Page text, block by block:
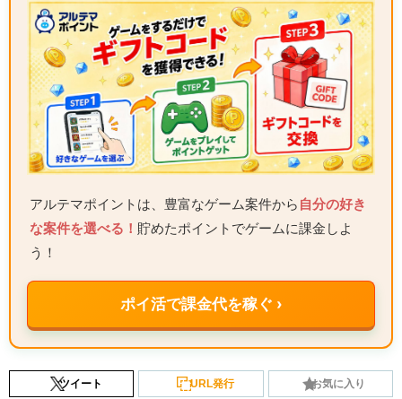
アルテマポイントは、豊富なゲーム案件から 自分の好き
な案件を選べる！ 貯めたポイントでゲームに課金しよ
う！
ポイ活で課金代を稼ぐ ›
ツイート URL発行 お気に入り